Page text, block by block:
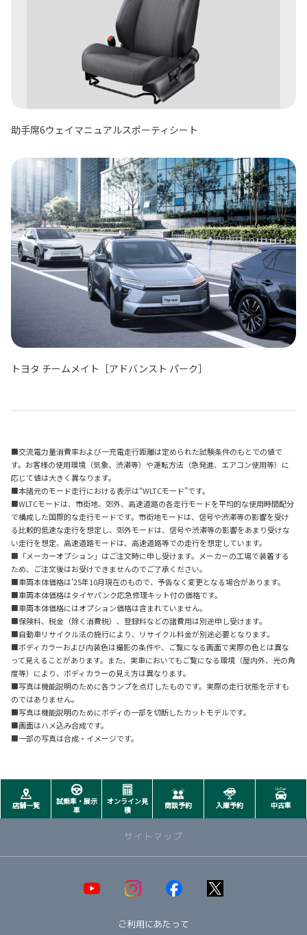
助手席6ウェイマニュアルスポーティシート
トヨタ チームメイト［アドバンスト パーク］
■交流電力量消費率および一充電走行距離は定められた試験条件のもとでの値で
す。お客様の使用環境（気象、渋滞等）や運転方法（急発進、エアコン使用等）に
応じて値は大きく異なります。
■本諸元のモード走行における表示は“WLTCモード”です。
■WLTCモードは、市街地、郊外、高速道路の各走行モードを平均的な使用時間配分
で構成した国際的な走行モードです。市街地モードは、信号や渋滞等の影響を受け
る比較的低速な走行を想定し、郊外モードは、信号や渋滞等の影響をあまり受けな
い走行を想定、高速道路モードは、高速道路等での走行を想定しています。
■「メーカーオプション」はご注文時に申し受けます。メーカーの工場で装着する
ため、ご注文後はお受けできませんのでご了承ください。
■車両本体価格は'25年10月現在のもので、予告なく変更となる場合があります。
■車両本体価格はタイヤパンク応急修理キット付の価格です。
■車両本体価格にはオプション価格は含まれていません。
■保険料、税金（除く消費税）、登録料などの諸費用は別途申し受けます。
■自動車リサイクル法の施行により、リサイクル料金が別途必要となります。
■ボディカラーおよび内装色は撮影の条件や、ご覧になる画面で実際の色とは異な
って見えることがあります。また、実車においてもご覧になる環境（屋内外、光の角
度等）により、ボディカラーの見え方は異なります。
■写真は機能説明のために各ランプを点灯したものです。実際の走行状態を示すも
のではありません。
■写真は機能説明のためにボディの一部を切断したカットモデルです。
■画面はハメ込み合成です。
■一部の写真は合成・イメージです。
店舗一覧
試乗車・展示
車
オンライン見
積
商談予約 入庫予約 中古車
サイトマップ
ご利用にあたって